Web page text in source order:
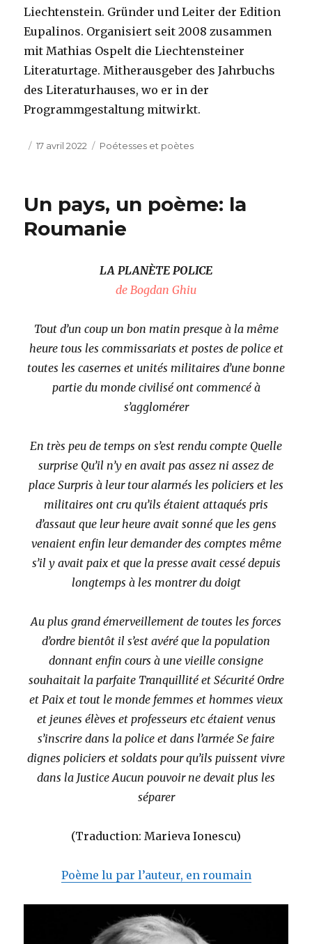
Liechtenstein. Gründer und Leiter der Edition
Eupalinos. Organisiert seit 2008 zusammen
mit Mathias Ospelt die Liechtensteiner
Literaturtage. Mitherausgeber des Jahrbuchs
des Literaturhauses, wo er in der
Programmgestaltung mitwirkt.
Publié
17 avril 2022 Catégories
Poétesses et poètes
Un pays, un poème: la
Roumanie
LA PLANÈTE POLICE
de Bogdan Ghiu
Tout d’un coup un bon matin presque à la même
heure tous les commissariats et postes de police et
toutes les casernes et unités militaires d’une bonne
partie du monde civilisé ont commencé à
s’agglomérer
En très peu de temps on s’est rendu compte Quelle
surprise Qu’il n’y en avait pas assez ni assez de
place Surpris à leur tour alarmés les policiers et les
militaires ont cru qu’ils étaient attaqués pris
d’assaut que leur heure avait sonné que les gens
venaient enfin leur demander des comptes même
s’il y avait paix et que la presse avait cessé depuis
longtemps à les montrer du doigt
Au plus grand émerveillement de toutes les forces
d’ordre bientôt il s’est avéré que la population
donnant enfin cours à une vieille consigne
souhaitait la parfaite Tranquillité et Sécurité Ordre
et Paix et tout le monde femmes et hommes vieux
et jeunes élèves et professeurs etc étaient venus
s’inscrire dans la police et dans l’armée Se faire
dignes policiers et soldats pour qu’ils puissent vivre
dans la Justice Aucun pouvoir ne devait plus les
séparer
(Traduction: Marieva Ionescu)
Poème lu par l’auteur, en roumain